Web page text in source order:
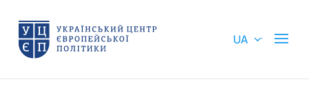
UA